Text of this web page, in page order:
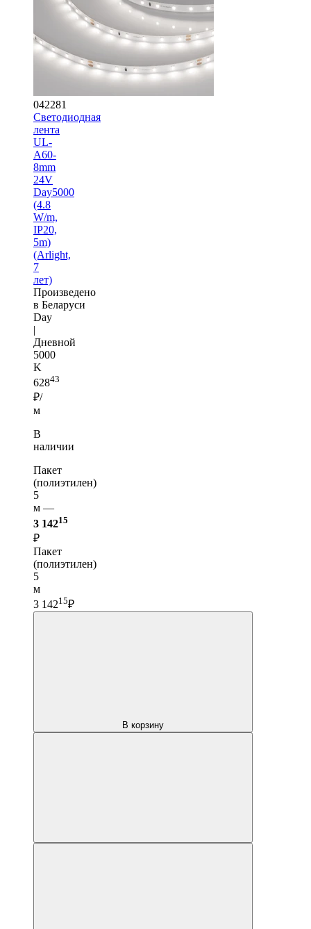
042281
Светодиодная
лента
UL-
A60-
8mm
24V
Day5000
(4.8
W/m,
IP20,
5m)
(Arlight,
7
лет)
Произведено
в Беларуси
Day
|
Дневной
5000
K
62843
₽/
м
В
наличии
Пакет
(полиэтилен)
5
м —
3 14215
₽
Пакет
(полиэтилен)
5
м
3 14215₽
В корзину